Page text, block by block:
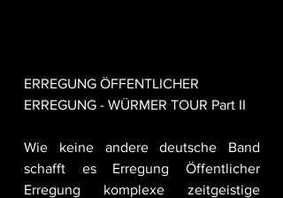
ERREGUNG ÖFFENTLICHER
ERREGUNG - WÜRMER TOUR Part II
Wie keine andere deutsche Band
schafft es Erregung Öffentlicher
Erregung komplexe zeitgeistige